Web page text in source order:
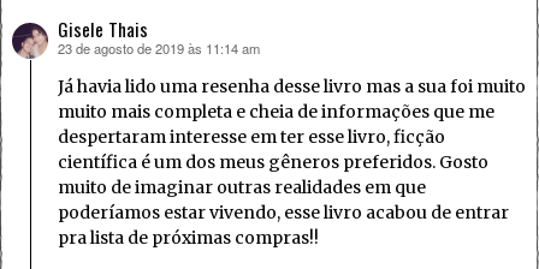
Gisele Thais
disse:
23 de agosto de 2019 às 11:14 am
Já havia lido uma resenha desse livro mas a sua foi muito
muito mais completa e cheia de informações que me
despertaram interesse em ter esse livro, ficção
científica é um dos meus gêneros preferidos. Gosto
muito de imaginar outras realidades em que
poderíamos estar vivendo, esse livro acabou de entrar
pra lista de próximas compras!!